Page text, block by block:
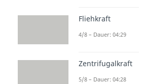
Fliehkraft
4/8 – Dauer: 04:29
Zentrifugalkraft
5/8 – Dauer: 04:28